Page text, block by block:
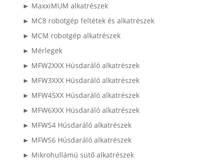
► MaxxiMUM alkatrészek
► MC8 robotgép feltétek és alkatrészek
► MCM robotgép alkatrészek
► Mérlegek
► MFW2XXX Húsdaráló alkatrészek
► MFW3XXX Húsdaráló alkatrészek
► MFW45XX Húsdaráló alkatrészek
► MFW6XXX Húsdaráló alkatrészek
► MFWS4 Húsdaráló alkatrészek
► MFWS6 Húsdaráló alkatrészek
► Mikrohullámú sütő alkatrészek